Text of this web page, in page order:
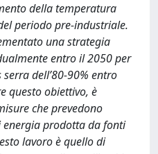
della temperatura
periodo pre-industriale.
una strategia
entro il 2050 per
dell’80-90% entro
questo obiettivo, è
che prevedono
energia prodotta da fonti
lavoro è quello di